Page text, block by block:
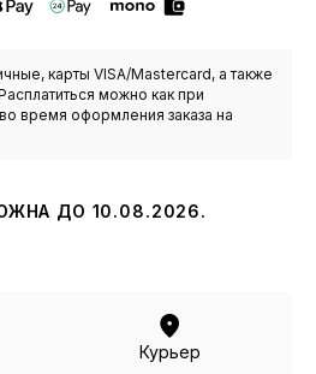
карты VISA/Mastercard, а также
можно как при
время оформления заказа на
ДО 10.08.2026.
Курьер